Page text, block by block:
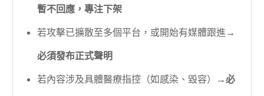
暫不回應，專注下架
若攻擊已擴散至多個平台，或開始有媒體跟進→
必須發布正式聲明
若內容涉及具體醫療指控（如感染、毀容）→必